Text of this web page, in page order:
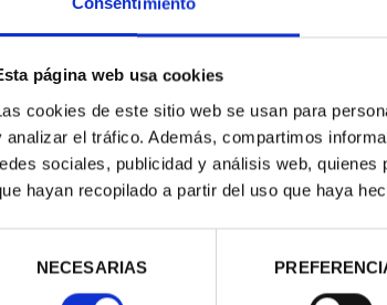
página web usa cookies
cookies de este sitio web se usan para
analizar el tráfico. Además, compartimos
sociales, publicidad y análisis web,
hayan recopilado a partir del uso que haya
NECESARIAS
73,00 €